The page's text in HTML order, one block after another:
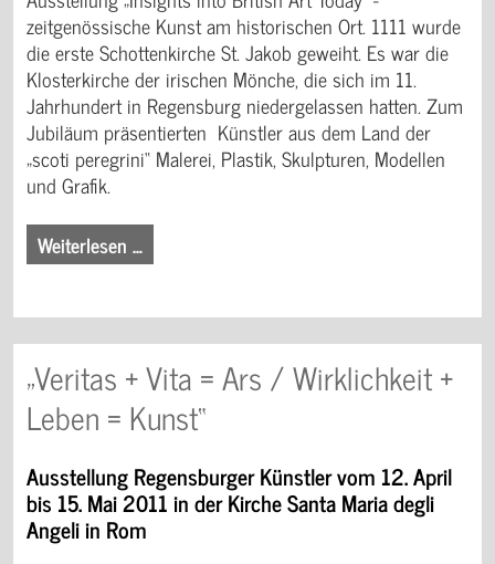
zeitgenössische Kunst am historischen Ort. 1111 wurde
die erste Schottenkirche St. Jakob geweiht. Es war die
Klosterkirche der irischen Mönche, die sich im 11.
Jahrhundert in Regensburg niedergelassen hatten. Zum
Jubiläum präsentierten Künstler aus dem Land der
„scoti peregrini“ Malerei, Plastik, Skulpturen, Modellen
und Grafik.
Weiterlesen …
„Veritas + Vita = Ars / Wirklichkeit +
Leben = Kunst“
Ausstellung Regensburger Künstler vom 12. April
bis 15. Mai 2011 in der Kirche Santa Maria degli
Angeli in Rom